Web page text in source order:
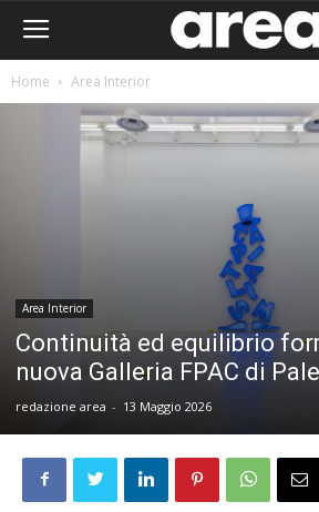
Home Area Interior
Area Interior
Continuità ed equilibrio
nuova Galleria FPAC di
redazione area - 13 Maggio 2026